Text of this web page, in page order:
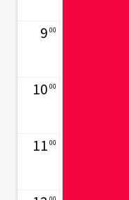
9 00
10 00
11 00